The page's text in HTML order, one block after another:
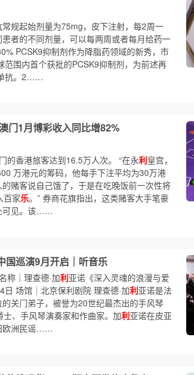
规起始剂量为75mg，皮下注射，每2周一
者的不同剂量，可以每两周或者每月给药一
PCSK9抑制剂作为降脂药领域的新秀，市
范围内首个获批的PCSK9抑制剂，为前述再
抗。2……
门1月博彩收入同比增82%
的香港旅客达到16.5万人次。 “在永利皇宫，
万港元的筹码，他每手下注平均为30万港
赌客说自己饿了，于是在吃晚饭前一次性将
百家乐。” 券商花旗指出，这类赌客大手笔豪
可见。该……
国巡演9月开启｜听音乐
称｜理查德·加利亚诺《深入灵魂的浪漫与爱
场馆｜北京保利剧院 理查德·加利亚诺是法
关门弟子，被誉为20世纪最杰出的手风琴
、手风琴演奏家和作曲家。加利亚诺在皮亚
欧洲民谣……